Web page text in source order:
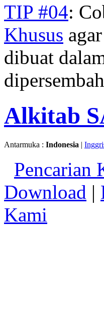
TIP #04:
Khusus
dibuat
Alkitab
Antarmuka : Indonesia |
Pencarian
Download |
Kami